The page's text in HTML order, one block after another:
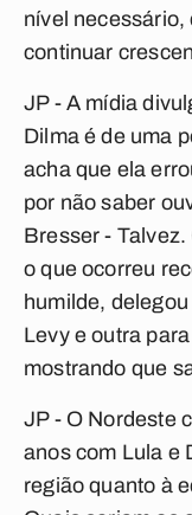
nível necessário,
continuar
JP - A mídia
Dilma é de uma
acha que ela
por não saber
Bresser-
o que ocorreu
humilde,
Levy e outra
mostrando que
JP - O Nordeste
anos com Lula e
região quanto à